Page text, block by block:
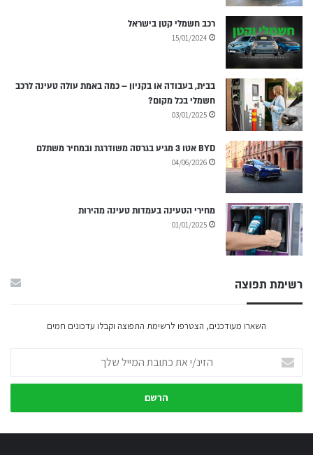
רכב חשמלי קטן בישראל
15/01/2024
בבית, בעבודה או בקניון – כמה באמת עולה טעינה לרכב
חשמלי בכל מקום?
03/01/2025
BYD אטו 3 מגיע בגרסה משודרגת ובמחיר משתלם
04/06/2026
מחירי הטעינה בעמדות טעינה מהירות
01/01/2025
רשימת תפוצה
השארו מעודכנים, הצטרפו לרשימת התפוצה וקבלו עדכונים חמים
את
כתובת
שלך